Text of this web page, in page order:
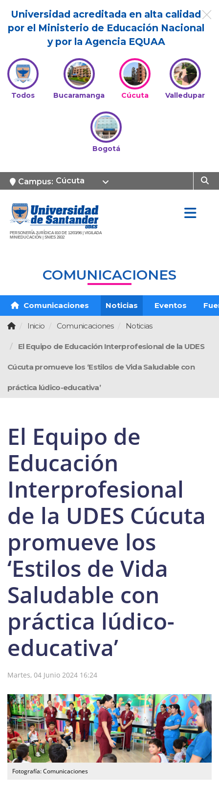
Universidad acreditada en alta calidad
por el Ministerio de Educación Nacional
y por la Agencia EQUAA
Todos Bucaramanga Cúcuta Valledupar
Bogotá
Campus: Cúcuta
PERSONERÍA JURÍDICA 810 DE 12/03/96 | VIGILADA
MINIEDUCACIÓN | SNIES 2832
COMUNICACIONES
Comunicaciones Noticias Eventos
Inicio Comunicaciones Noticias
El Equipo de Educación Interprofesional de la UDES
Cúcuta promueve los ‘Estilos de Vida Saludable con
práctica lúdico-educativa’
El Equipo de
Educación
Interprofesional
de la UDES Cúcuta
promueve los
‘Estilos de Vida
Saludable con
práctica lúdico-
educativa’
Martes, 04 Junio 2024 16:24
Fotografía: Comunicaciones